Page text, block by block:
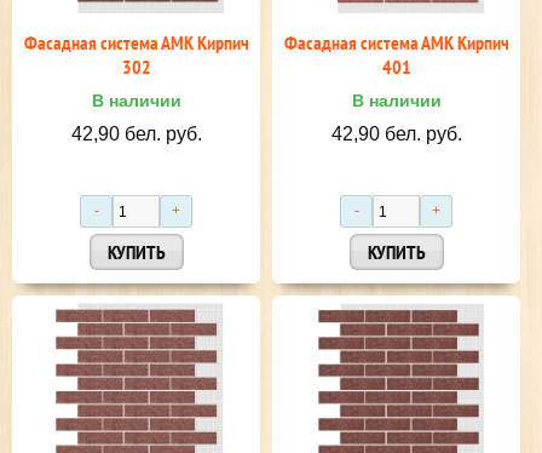
Фасадная система АМК Кирпич
302
В наличии
42,90 бел. руб.
Фасадная система АМК Кирпич
401
В наличии
42,90 бел. руб.